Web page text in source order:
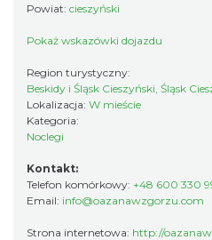
Powiat: cieszyński
Pokaż wskazówki dojazdu
Region turystyczny:
Beskidy i Śląsk Cieszyński, Śląsk
Lokalizacja: W mieście
Kategoria:
Noclegi
Kontakt:
Telefon komórkowy: +48 600 330
Email: info@oazanawzgorzu.com
Strona internetowa: http://